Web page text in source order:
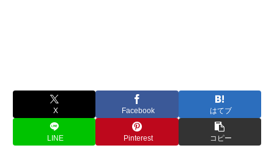
X Facebook はてブ
LINE Pinterest コピー